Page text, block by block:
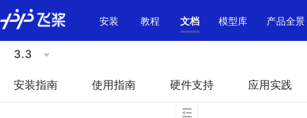
\u200E
安装
教程 文档 模型库 产品全景
3.3
安装指南 使用指南 硬件支持 应用实践